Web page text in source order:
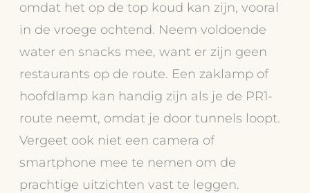
omdat het op de top koud kan zijn, vooral
in de vroege ochtend. Neem voldoende
water en snacks mee, want er zijn geen
restaurants op de route. Een zaklamp of
hoofdlamp kan handig zijn als je de PR1-
route neemt, omdat je door tunnels loopt.
Vergeet ook niet een camera of
smartphone mee te nemen om de
prachtige uitzichten vast te leggen.